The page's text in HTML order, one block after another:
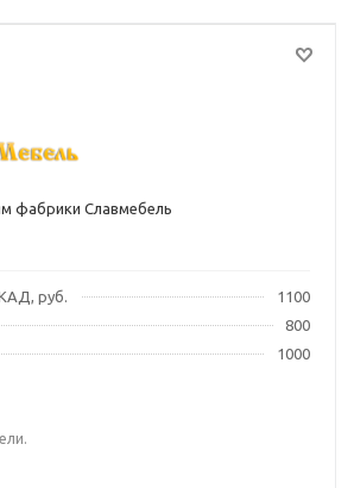
фабрики Славмебель
руб.
1100
800
1000